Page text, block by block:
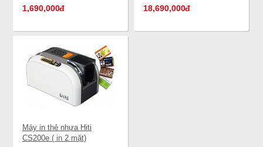
1,690,000đ 18,690,000đ
Máy in thẻ nhựa Hiti
CS200e ( in 2 mặt)